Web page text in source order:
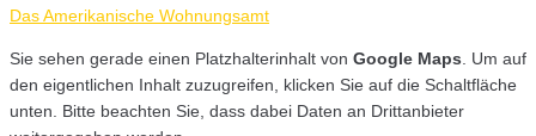
Das Amerikanische Wohnungsamt
Sie sehen gerade einen Platzhalterinhalt von Google Maps . Um auf
den eigentlichen Inhalt zuzugreifen, klicken Sie auf die Schaltfläche
unten. Bitte beachten Sie, dass dabei Daten an Drittanbieter